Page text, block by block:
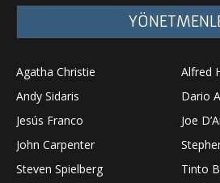
Agatha Christie
Alfred
Andy Sidaris
Dario
Jesús Franco
Joe
John Carpenter
Steven Spielberg
Tinto